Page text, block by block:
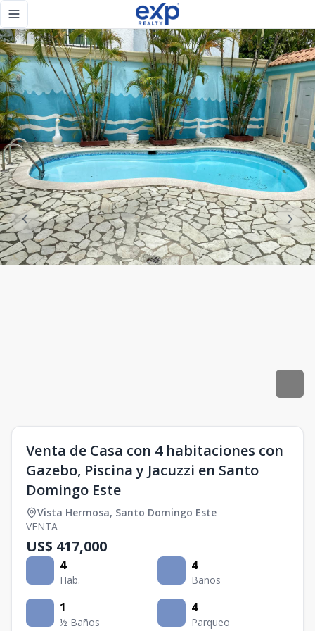
Toggle navigation menu
Venta de Casa con 4 habitaciones con
Gazebo, Piscina y Jacuzzi en Santo
Domingo Este
Vista Hermosa, Santo Domingo Este
VENTA
US$ 417,000
4
Hab.
4
Baños
1
½ Baños
4
Parqueo
Venta de Casa con 4 habitaciones con Gazebo, Piscina y